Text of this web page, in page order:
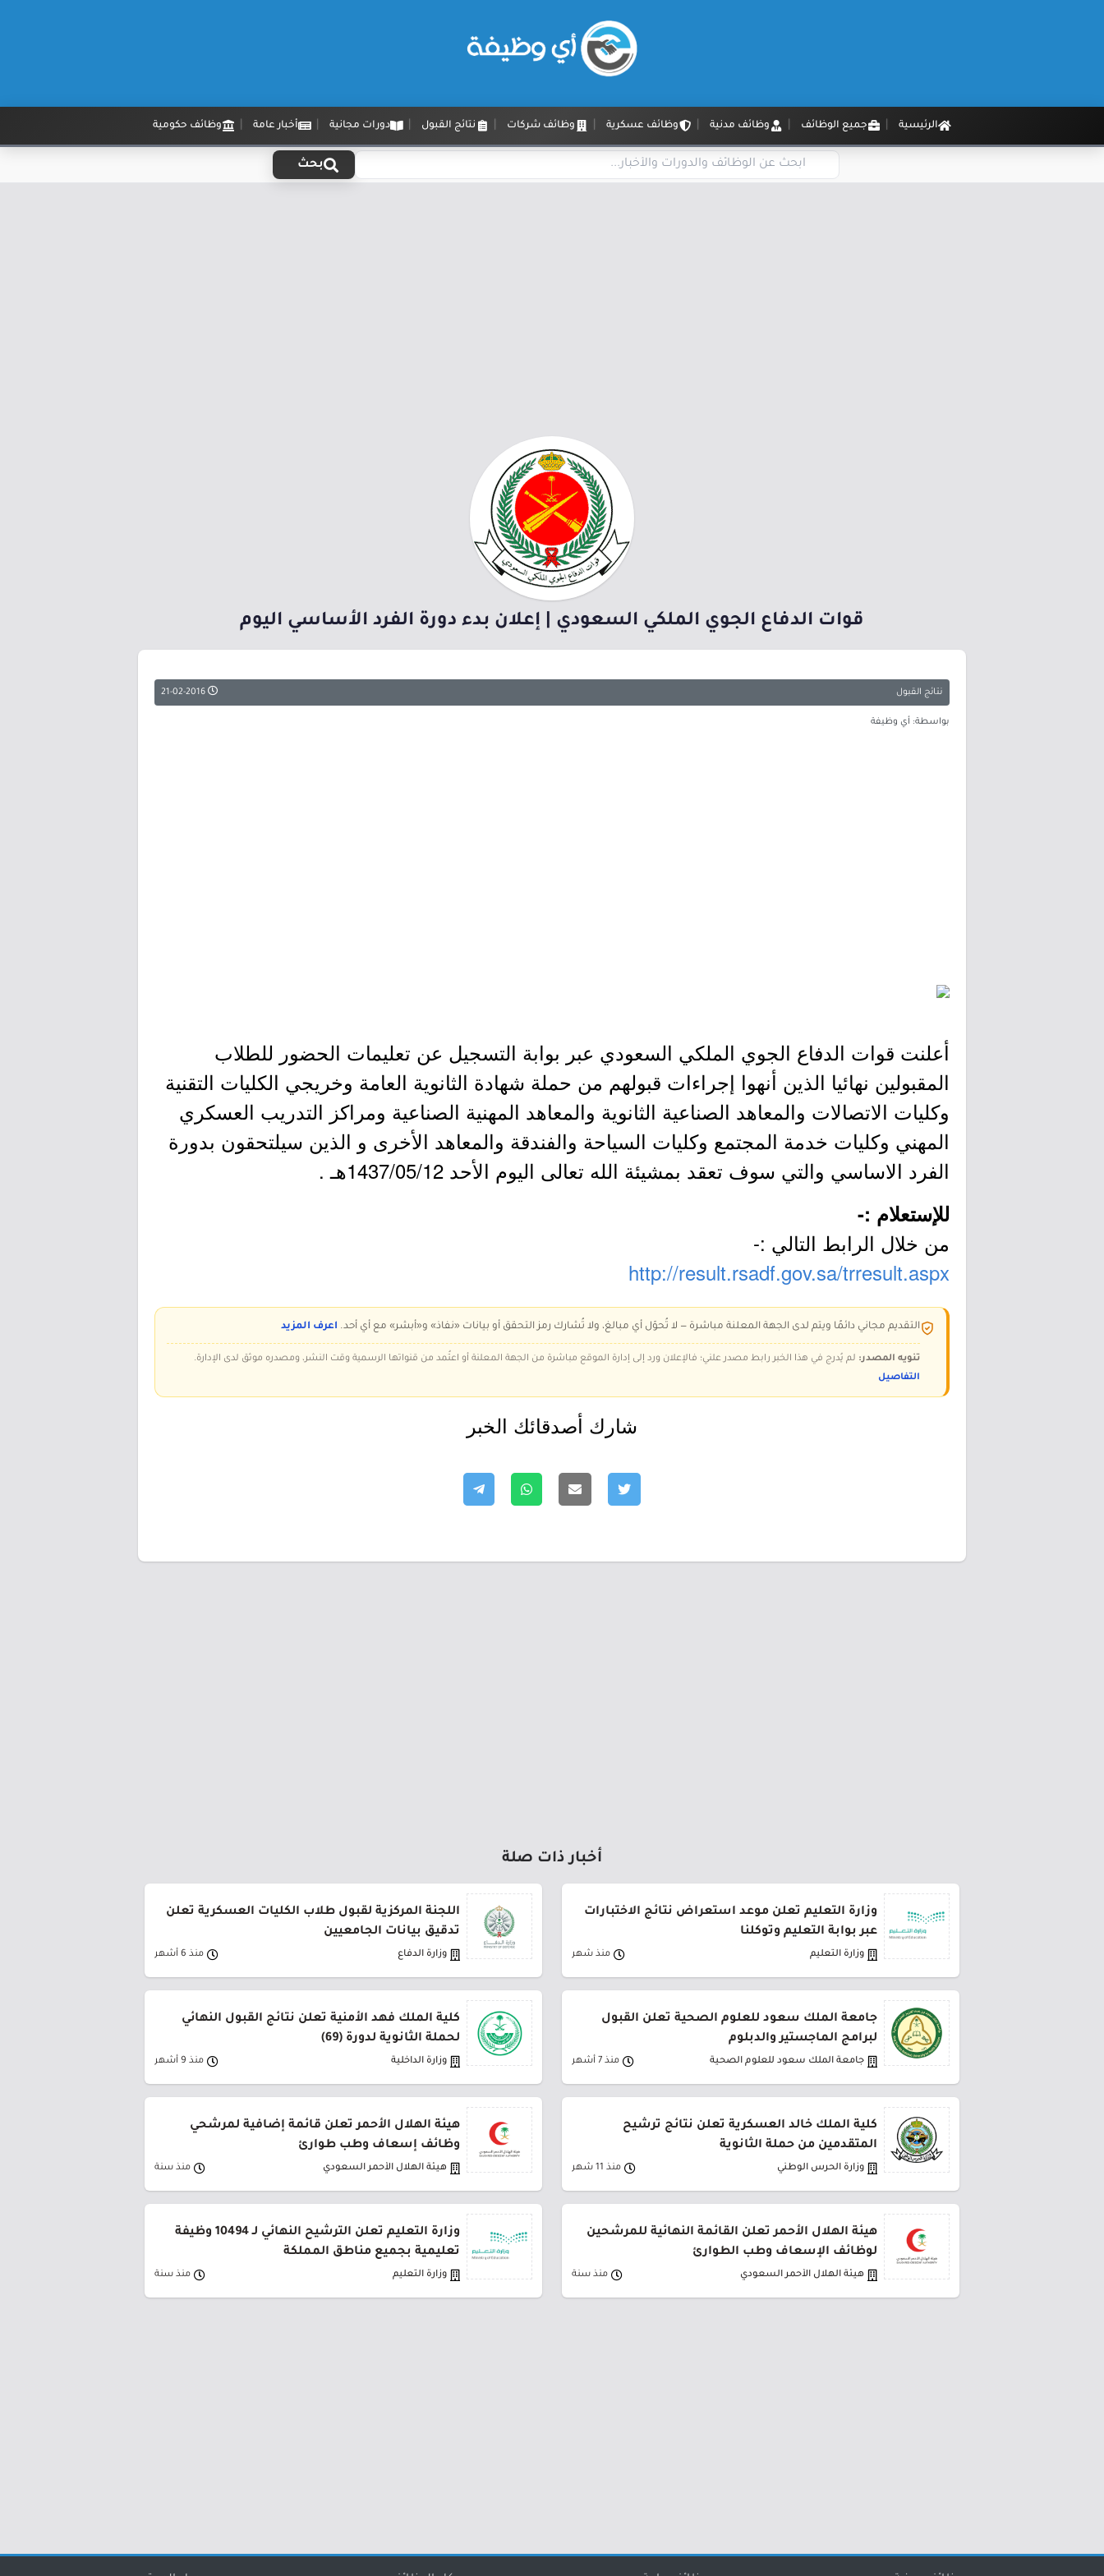
الرئيسية جميع الوظائف وظائف مدنية وظائف عسكرية وظائف شركات نتائج القبول دورات مجانية أخبار عامة وظائف حكومية
بحث
قوات الدفاع الجوي الملكي السعودي | إعلان بدء دورة الفرد الأساسي اليوم
نتائج القبول
بواسطة: أي وظيفة
أعلنت قوات الدفاع الجوي الملكي السعودي عبر بوابة التسجيل عن تعليمات الحضور للطلاب
المقبولين نهائيا الذين أنهوا إجراءات قبولهم من حملة شهادة الثانوية العامة وخريجي الكليات التقنية
وكليات الاتصالات والمعاهد الصناعية الثانوية والمعاهد المهنية الصناعية ومراكز التدريب العسكري
المهني وكليات خدمة المجتمع وكليات السياحة والفندقة والمعاهد الأخرى و الذين سيلتحقون بدورة
الفرد الاساسي والتي سوف تعقد بمشيئة الله تعالى اليوم الأحد 1437/05/12هـ .
للإستعلام :-
من خلال الرابط التالي :-
http://result.rsadf.gov.sa/trresult.aspx
التقديم مجاني دائمًا ويتم لدى الجهة المعلنة مباشرة — لا تُحوّل أي مبالغ، ولا تُشارك رمز التحقق أو بيانات «نفاذ» و«أبشر» مع أي أحد. اعرف المزيد
تنويه المصدر: لم يُدرج في هذا الخبر رابط مصدر علني؛ فالإعلان ورد إلى إدارة الموقع مباشرة من الجهة المعلنة أو اعتُمد من قنواتها الرسمية وقت النشر، ومصدره موثق لدى الإدارة.
التفاصيل
شارك أصدقائك الخبر
أخبار ذات صلة
وزارة التعليم تعلن موعد استعراض نتائج الاختبارات
عبر بوابة التعليم وتوكلنا
وزارة التعليم منذ شهر
اللجنة المركزية لقبول طلاب الكليات العسكرية تعلن
تدقيق بيانات الجامعيين
وزارة الدفاع منذ 6 أشهر
جامعة الملك سعود للعلوم الصحية تعلن القبول
لبرامج الماجستير والدبلوم
جامعة الملك سعود للعلوم الصحية منذ 7 أشهر
كلية الملك فهد الأمنية تعلن نتائج القبول النهائي
لحملة الثانوية لدورة (69)
وزارة الداخلية منذ 9 أشهر
كلية الملك خالد العسكرية تعلن نتائج ترشيح
المتقدمين من حملة الثانوية
وزارة الحرس الوطني منذ 11 شهر
هيئة الهلال الأحمر تعلن قائمة إضافية لمرشحي
وظائف إسعاف وطب طوارئ
هيئة الهلال الأحمر السعودي منذ سنة
هيئة الهلال الأحمر تعلن القائمة النهائية للمرشحين
لوظائف الإسعاف وطب الطوارئ
هيئة الهلال الأحمر السعودي منذ سنة
وزارة التعليم تعلن الترشيح النهائي لـ 10494 وظيفة
تعليمية بجميع مناطق المملكة
وزارة التعليم منذ سنة